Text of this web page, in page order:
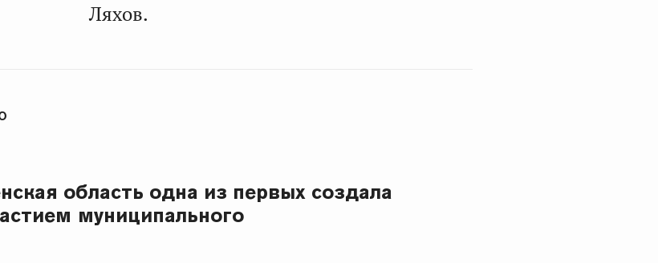
Ляхов.
область одна из первых создала
муниципального